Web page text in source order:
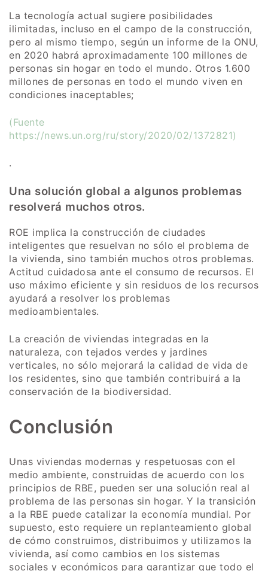
La tecnología actual sugiere posibilidades
ilimitadas, incluso en el campo de la construcción,
pero al mismo tiempo, según un informe de la ONU,
en 2020 habrá aproximadamente 100 millones de
personas sin hogar en todo el mundo. Otros 1.600
millones de personas en todo el mundo viven en
condiciones inaceptables;
(Fuente
https://news.un.org/ru/story/2020/02/1372821)
.
Una solución global a algunos problemas
resolverá muchos otros.
ROE implica la construcción de ciudades
inteligentes que resuelvan no sólo el problema de
la vivienda, sino también muchos otros problemas.
Actitud cuidadosa ante el consumo de recursos. El
uso máximo eficiente y sin residuos de los recursos
ayudará a resolver los problemas
medioambientales.
La creación de viviendas integradas en la
naturaleza, con tejados verdes y jardines
verticales, no sólo mejorará la calidad de vida de
los residentes, sino que también contribuirá a la
conservación de la biodiversidad.
Conclusión
Unas viviendas modernas y respetuosas con el
medio ambiente, construidas de acuerdo con los
principios de RBE, pueden ser una solución real al
problema de las personas sin hogar. Y la transición
a la RBE puede catalizar la economía mundial. Por
supuesto, esto requiere un replanteamiento global
de cómo construimos, distribuimos y utilizamos la
vivienda, así como cambios en los sistemas
sociales y económicos para garantizar que todo el